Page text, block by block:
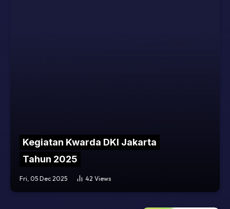
Kegiatan Kwarda DKI Jakarta
Tahun 2025
Fri, 05 Dec 2025 42 Views